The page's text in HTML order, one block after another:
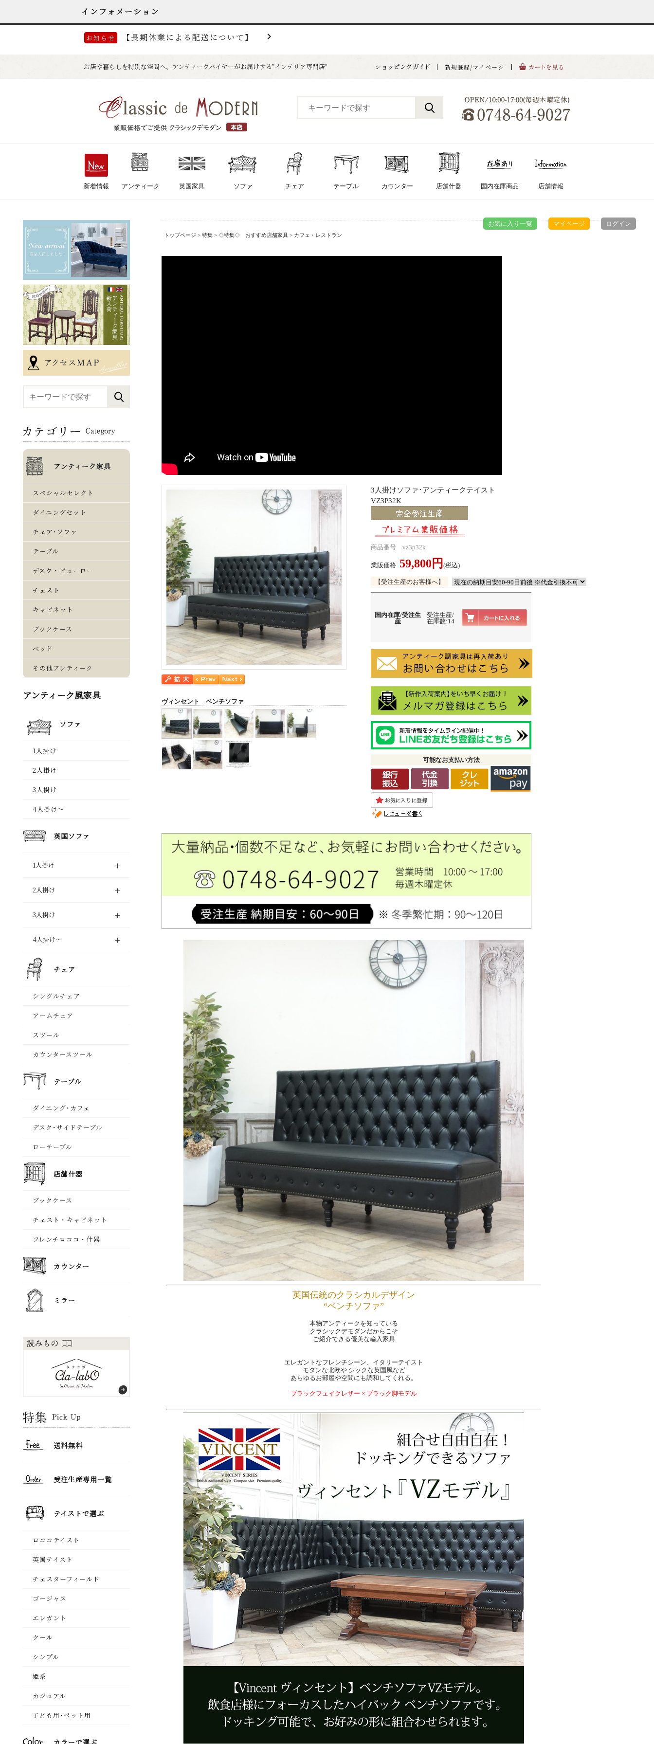
お気に入り一覧 マイページ ログイン
トップページ > 特集 > ◇特集◇ おすすめ店舗家具 > カフェ・レストラン
3人掛けソファ･アンティークテイスト
VZ3P32K
商品番号 vz3p32k
業販価格 59,800円 (税込)
【受注生産のお客様へ】
国内在庫/受注生
産
受注生産/
在庫数:14
可能なお支払い方法
ヴィンセント ベンチソファ
英国伝統のクラシカルデザイン
“ベンチソファ”
本物アンティークを知っている
クラシックデモダンだからこそ
ご紹介できる優美な輸入家具
エレガントなフレンチシーン、イタリーテイスト
モダンな北欧や シックな英国風など
あらゆるお部屋や空間にも調和してくれる。
ブラックフェイクレザー × ブラック脚モデル